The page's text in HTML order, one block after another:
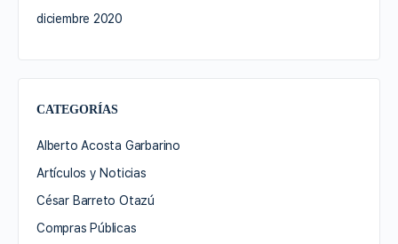
diciembre 2020
CATEGORÍAS
Alberto Acosta Garbarino
Artículos y Noticias
César Barreto Otazú
Compras Públicas